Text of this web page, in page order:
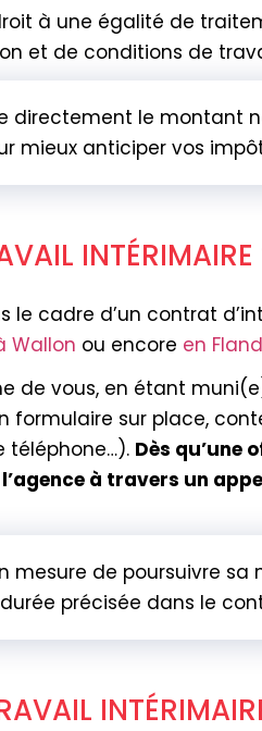
à une égalité de
et de conditions de
directement le montant
mieux anticiper vos
TRAVAIL
cadre d’un contrat
Wallon ou encore en
de vous, en étant
formulaire sur place,
téléphone…). Dès qu’une
à travers un
mesure de poursuivre sa
précisée dans le